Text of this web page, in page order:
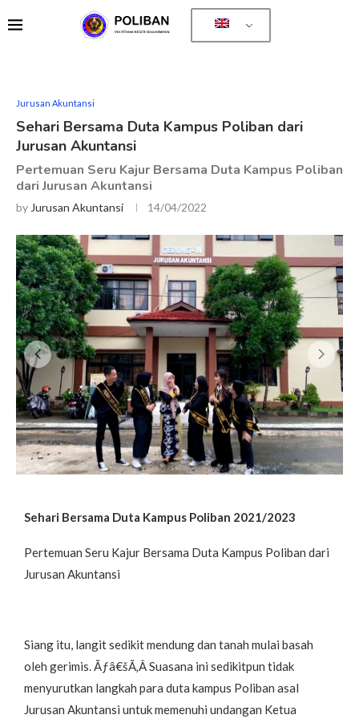
Jurusan Akuntansi
Sehari Bersama Duta Kampus Poliban dari
Jurusan Akuntansi
Pertemuan Seru Kajur Bersama Duta Kampus Poliban
dari Jurusan Akuntansi
by Jurusan Akuntansi 14/04/2022
Sehari Bersama Duta Kampus Poliban 2021/2023
Pertemuan Seru Kajur Bersama Duta Kampus Poliban dari
Jurusan Akuntansi
Siang itu, langit sedikit mendung dan tanah mulai basah
oleh gerimis. Ãƒâ€šÃ‚Â Suasana ini sedikitpun tidak
menyurutkan langkah para duta kampus Poliban asal
Jurusan Akuntansi untuk memenuhi undangan Ketua